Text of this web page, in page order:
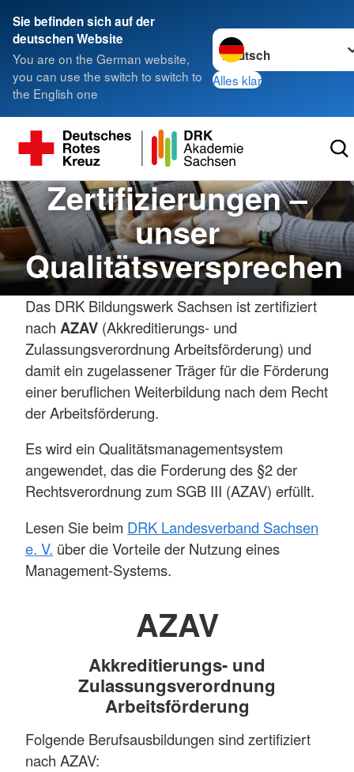
Sie befinden sich auf der
deutschen Website
You are on the German website,
you can use the switch to switch to
the English one
Sprache wechseln zu
Alles klar
Zertifizierungen –
unser
Qualitätsversprechen
Das DRK Bildungswerk Sachsen ist zertifiziert
nach AZAV (Akkreditierungs- und
Zulassungsverordnung Arbeitsförderung) und
damit ein zugelassener Träger für die Förderung
einer beruflichen Weiterbildung nach dem Recht
der Arbeitsförderung.
Es wird ein Qualitätsmanagementsystem
angewendet, das die Forderung des §2 der
Rechtsverordnung zum SGB III (AZAV) erfüllt.
Lesen Sie beim DRK Landesverband Sachsen
e. V. über die Vorteile der Nutzung eines
Management-Systems.
AZAV
Akkreditierungs- und
Zulassungsverordnung
Arbeitsförderung
Folgende Berufsausbildungen sind zertifiziert
nach AZAV: